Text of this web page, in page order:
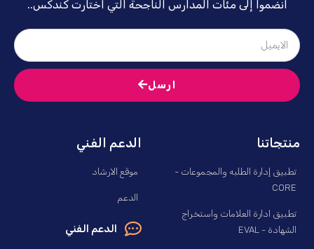
انضموا إلى مئات المدارس الناجحة التي اختارت كندكس..
ارسل
منتجاتنا
تطبيق إدارة الطلبه والمجموعات -
CORE
تطبيق ادارة العلامات واستخراج
الشهادة - EVAL
الدعم الفني
موقع الارشاد
الدعم
الدعم الفني